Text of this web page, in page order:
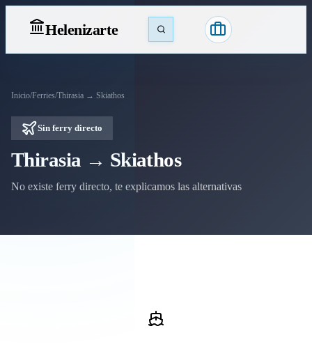
Helenizarte
Inicio/Ferries/Thirasia → Skiathos
Sin ferry directo
Thirasia → Skiathos
No existe ferry directo, te explicamos las alternativas